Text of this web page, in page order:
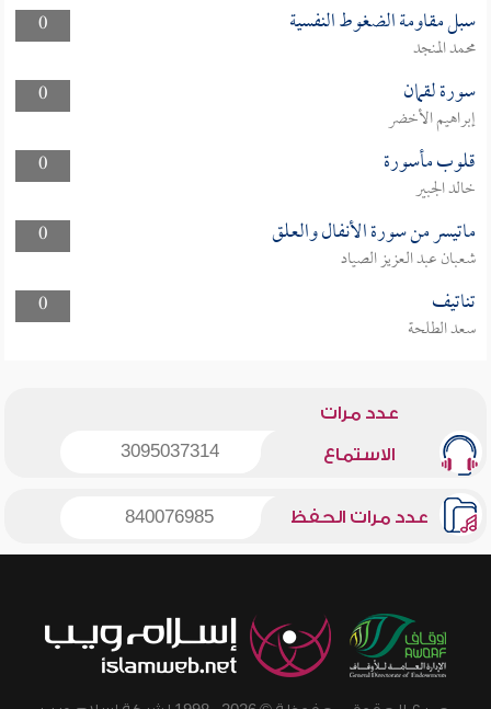
0 سبل مقاومة الضغوط النفسية
محمد المنجد
0
سورة لقمان
إبراهيم الأخضر
0
قلوب مأسورة
خالد الجبير
0
ماتيسر من سورة الأنفال والعلق
شعبان عبد العزيز الصياد
0
تناتيف
سعد الطلحة
عدد مرات
الاستماع 3095037314
عدد مرات الحفظ 840076985